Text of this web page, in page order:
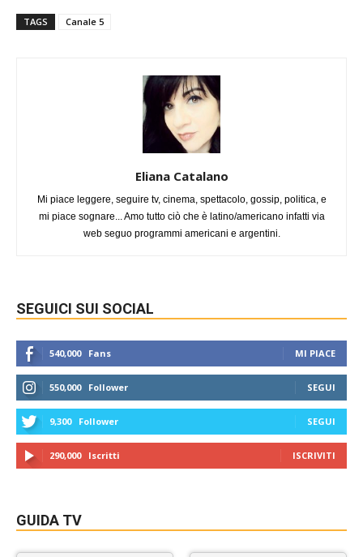
TAGS Canale 5
Eliana Catalano
Mi piace leggere, seguire tv, cinema, spettacolo, gossip, politica, e
mi piace sognare... Amo tutto ciò che è latino/americano infatti via
web seguo programmi americani e argentini.
SEGUICI SUI SOCIAL
540,000 Fans MI PIACE
550,000 Follower SEGUI
9,300 Follower SEGUI
290,000 Iscritti ISCRIVITI
GUIDA TV